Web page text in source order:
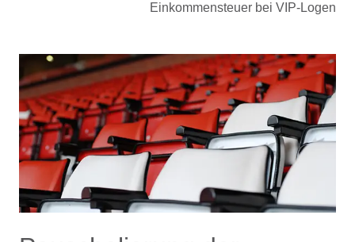
Einkommensteuer bei VIP-Logen